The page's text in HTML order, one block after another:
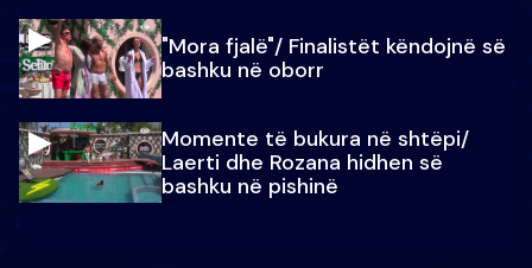
"Mora fjalë"/ Finalistët këndojnë së
bashku në oborr
Momente të bukura në shtëpi/
Laerti dhe Rozana hidhen së
bashku në pishinë